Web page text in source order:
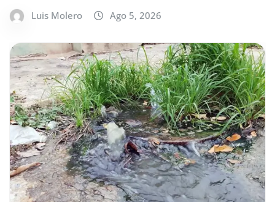
Luis Molero Ago 5, 2026